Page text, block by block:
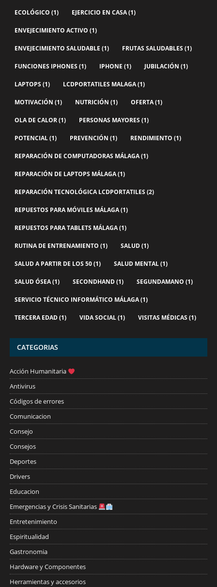
ECOLÓGICO (1) EJERCICIO EN CASA(1)
ENVEJECIMIENTO ACTIVO (1)
ENVEJECIMIENTO SALUDABLE (1) FRUTAS SALUDABLES (1)
FUNCIONES IPHONES (1) IPHONE (1) JUBILACIÓN (1)
LAPTOPS (1) LCDPORTATILES MALAGA(1)
MOTIVACIÓN (1) NUTRICIÓN (1) OFERTA(1)
OLA DE CALOR(1) PERSONAS MAYORES (1)
POTENCIAL(1) PREVENCIÓN (1) RENDIMIENTO (1)
REPARACIÓN DE COMPUTADORAS MÁLAGA(1)
REPARACIÓN DE LAPTOPS MÁLAGA(1)
REPARACIÓN TECNOLÓGICA LCDPORTATILES (2)
REPUESTOS PARA MÓVILES MÁLAGA(1)
REPUESTOS PARA TABLETS MÁLAGA(1)
RUTINA DE ENTRENAMIENTO (1) SALUD(1)
SALUD A PARTIR DE LOS 50(1) SALUD MENTAL(1)
SALUD ÓSEA(1) SECONDHAND(1) SEGUNDAMANO (1)
SERVICIO TÉCNICO INFORMÁTICO MÁLAGA(1)
TERCERA EDAD(1) VIDA SOCIAL(1) VISITAS MÉDICAS (1)
CATEGORIAS
Acción Humanitaria
Antivirus
Códigos de errores
Comunicacion
Consejo
Consejos
Deportes
Drivers
Educacion
Emergencias y Crisis Sanitarias
Entretenimiento
Espiritualidad
Gastronomia
Hardware y Componentes
Herramientas y accesorios